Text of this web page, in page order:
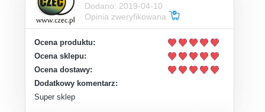
Dodano: 2019-04-10
Opinia zweryfikowana
Ocena produktu:
Ocena sklepu:
Ocena dostawy:
Dodatkowy komentarz:
Super sklep